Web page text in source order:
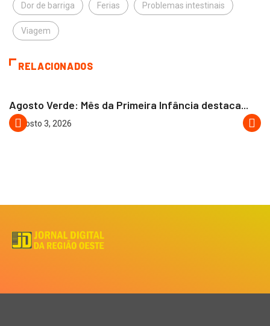
Dor de barriga Ferias Problemas intestinais
Viagem
RELACIONADOS
Agosto Verde: Mês da Primeira Infância destaca...
agosto 3, 2026